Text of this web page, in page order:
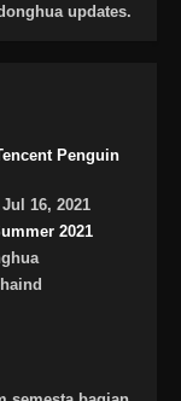
updates.
Penguin
Jul 16, 2021
2021